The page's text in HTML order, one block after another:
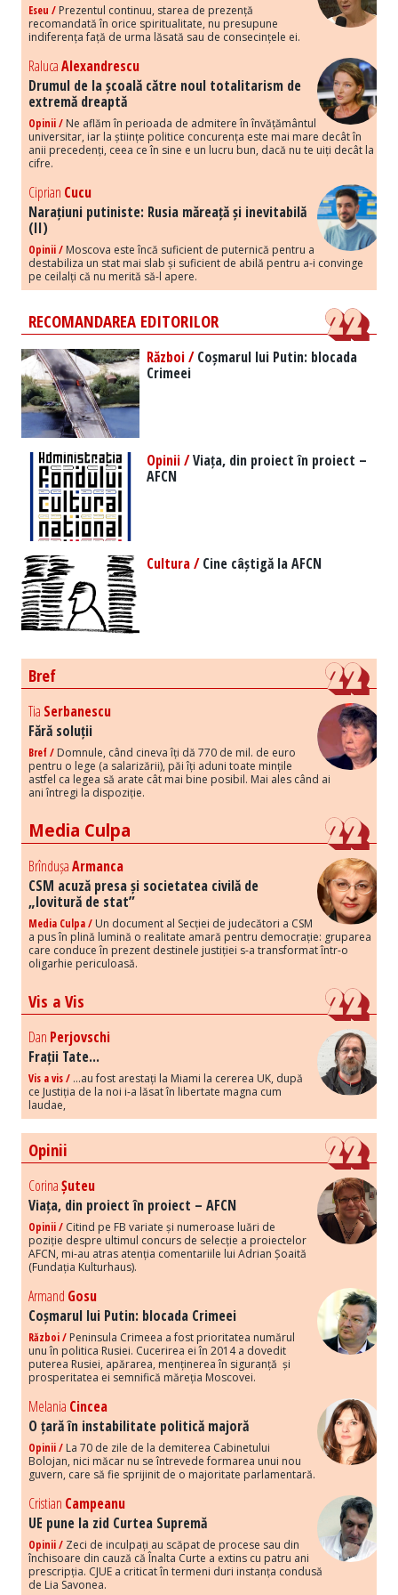
Eseu / Prezentul continuu, starea de prezență
recomandată în orice spiritualitate, nu presupune
indiferența față de urma lăsată sau de consecințele ei.
RalucaAlexandrescu
Drumul de la școală către noul totalitarism de
extremă dreaptă
Opinii / Ne aflăm în perioada de admitere în învățământul
universitar, iar la științe politice concurența este mai mare decât în
anii precedenți, ceea ce în sine e un lucru bun, dacă nu te uiți decât la
cifre.
Ciprian Cucu
Narațiuni putiniste: Rusia măreață și inevitabilă
(II)
Opinii / Moscova este încă suficient de puternică pentru a
destabiliza un stat mai slab și suficient de abilă pentru a-i convinge
pe ceilalți că nu merită să-l apere.
RECOMANDAREA EDITORILOR
Război /Coșmarul lui Putin: blocada
Crimeei
Opinii /Viața, din proiect în proiect –
AFCN
Cultura /Cine câștigă la AFCN
Bref
Tia Serbanescu
Fără soluții
Bref / Domnule, când cineva îți dă 770 de mil. de euro
pentru o lege (a salarizării), păi îți aduni toate mințile
astfel ca legea să arate cât mai bine posibil. Mai ales când ai
ani întregi la dispoziție.
Media Culpa
BrîndușaArmanca
CSM acuză presa și societatea civilă de
„lovitură de stat”
Media Culpa / Un document al Secției de judecători a CSM
a pus în plină lumină o realitate amară pentru democrație: gruparea
care conduce în prezent destinele justiției s-a transformat într-o
oligarhie periculoasă.
Vis a Vis
Dan Perjovschi
Frații Tate...
Vis a vis / ...au fost arestați la Miami la cererea UK, după
ce Justiția de la noi i-a lăsat în libertate magna cum
laudae,
Opinii
CorinaȘuteu
Viața, din proiect în proiect – AFCN
Opinii / Citind pe FB variate și numeroase luări de
poziție despre ultimul concurs de selecție a proiectelor
AFCN, mi-au atras atenția comentariile lui Adrian Șoaită
(Fundația Kulturhaus).
Armand Gosu
Coșmarul lui Putin: blocada Crimeei
Război / Peninsula Crimeea a fost prioritatea numărul
unu în politica Rusiei. Cucerirea ei în 2014 a dovedit
puterea Rusiei, apărarea, menținerea în siguranță și
prosperitatea ei semnifică măreția Moscovei.
Melania Cincea
O țară în instabilitate politică majoră
Opinii / La 70 de zile de la demiterea Cabinetului
Bolojan, nici măcar nu se întrevede formarea unui nou
guvern, care să fie sprijinit de o majoritate parlamentară.
Cristian Campeanu
UE pune la zid Curtea Supremă
Opinii / Zeci de inculpați au scăpat de procese sau din
închisoare din cauză că Înalta Curte a extins cu patru ani
prescripția. CJUE a criticat în termeni duri instanța condusă
de Lia Savonea.